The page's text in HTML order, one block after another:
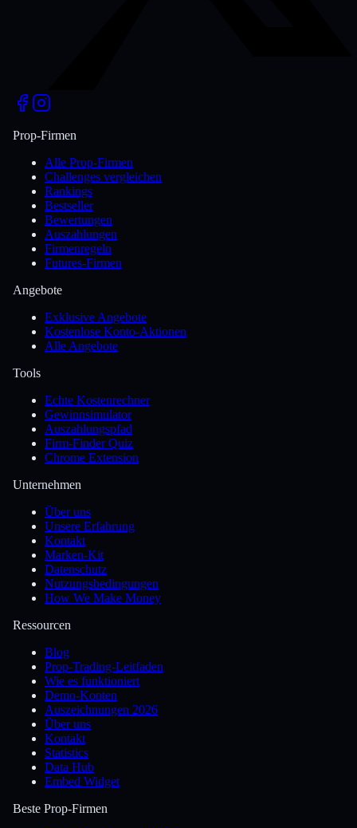
Prop-Firmen
Alle Prop-Firmen
Challenges vergleichen
Rankings
Bestseller
Bewertungen
Auszahlungen
Firmenregeln
Futures-Firmen
Angebote
Exklusive Angebote
Kostenlose Konto-Aktionen
Alle Angebote
Tools
Echte Kostenrechner
Gewinnsimulator
Auszahlungspfad
Firm-Finder Quiz
Chrome Extension
Unternehmen
Über uns
Unsere Erfahrung
Kontakt
Marken-Kit
Datenschutz
Nutzungsbedingungen
How We Make Money
Ressourcen
Blog
Prop-Trading-Leitfaden
Wie es funktioniert
Demo-Konten
Auszeichnungen 2026
Über uns
Kontakt
Statistics
Data Hub
Embed Widget
Beste Prop-Firmen